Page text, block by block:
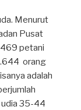
Menurut
Pusat
petani
orang
adalah
udia 35-44